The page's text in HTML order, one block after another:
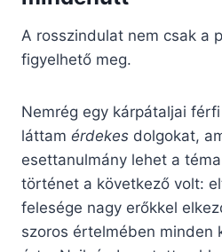
A rosszindulat nem csak a
figyelhető meg.
Nemrég egy kárpátaljai
láttam érdekes dolgokat,
esettanulmány lehet a
történet a következő volt:
felesége nagy erőkkel
szoros értelmében minden